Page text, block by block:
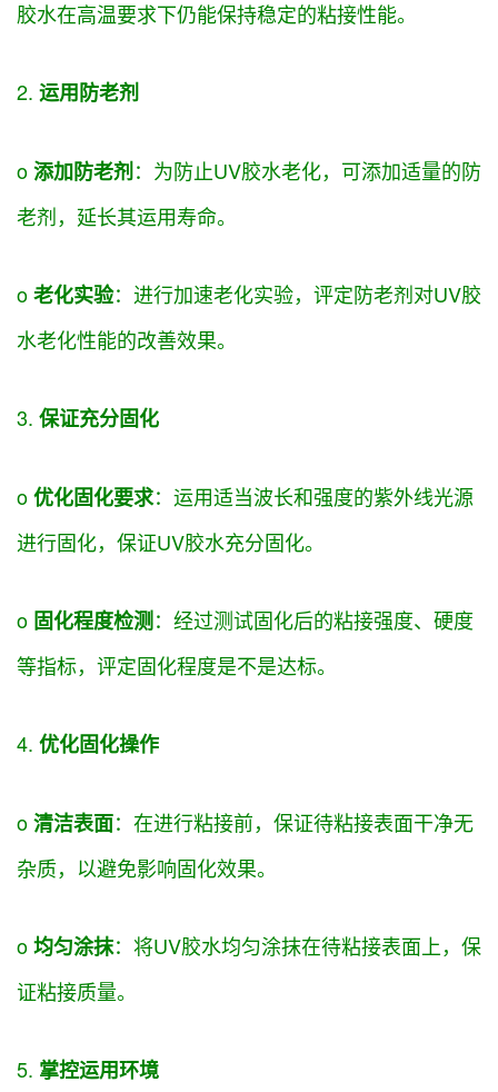
胶水在高温要求下仍能保持稳定的粘接性能。
2. 运用防老剂
o添加防老剂：为防止UV胶水老化，可添加适量的防
老剂，延长其运用寿命。
o老化实验：进行加速老化实验， 评定防老剂对UV胶
水老化性能的改善效果。
3. 保证充分固化
o优化固化要求： 运用适当波长和强度的紫外线光源
进行固化， 保证UV胶水充分固化。
o 固化程度检测： 经过测试固化后的粘接强度、硬度
等指标， 评定固化程度是不是达标。
4. 优化固化操作
o清洁表面：在进行粘接前， 保证待粘接表面干净无
杂质， 以避免影响固化效果。
o均匀涂抹：将UV胶水均匀涂抹在待粘接表面上， 保
证粘接质量。
5. 掌控运用环境